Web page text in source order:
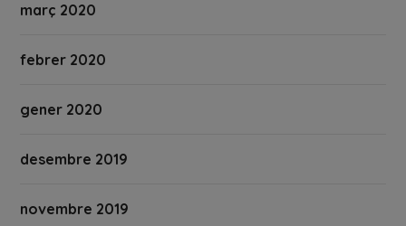
març 2020
febrer 2020
gener 2020
desembre 2019
novembre 2019